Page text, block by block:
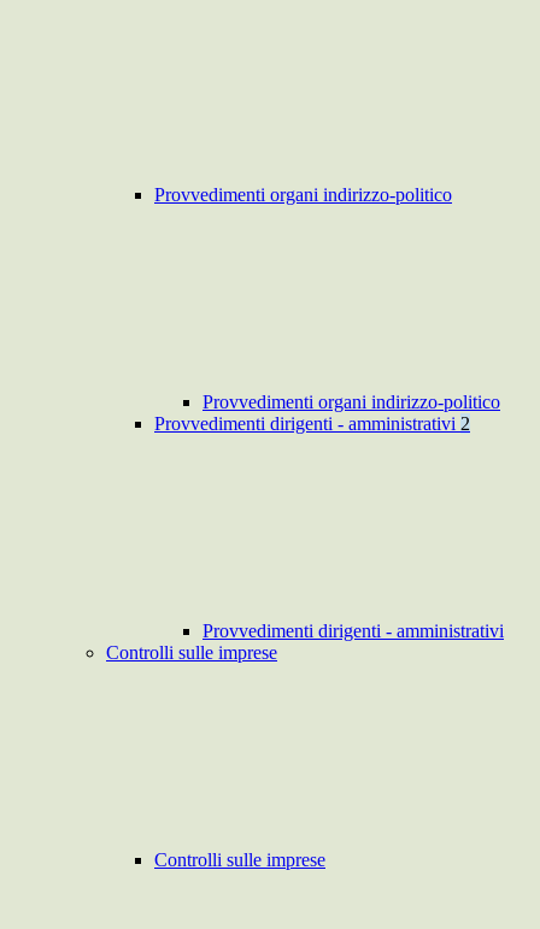
Provvedimenti organi indirizzo-politico
Provvedimenti organi indirizzo-politico
Provvedimenti dirigenti - amministrativi 2
Provvedimenti dirigenti - amministrativi
Controlli sulle imprese
Controlli sulle imprese